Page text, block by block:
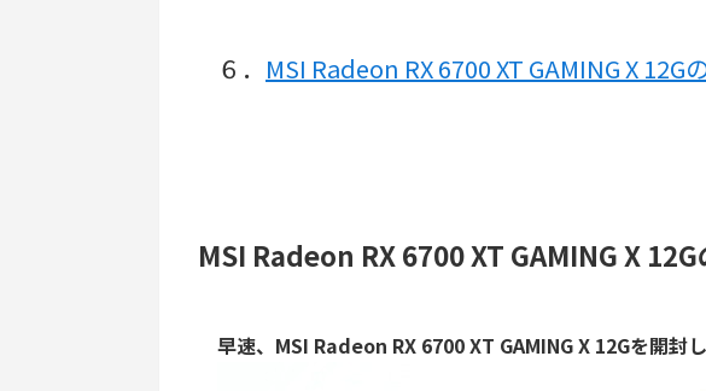
６． MSI Radeon RX 6700 XT GAMING X 12G
MSI Radeon RX 6700 XT GAMING X
早速、MSI Radeon RX 6700 XT GAMING X 12Gを開封し